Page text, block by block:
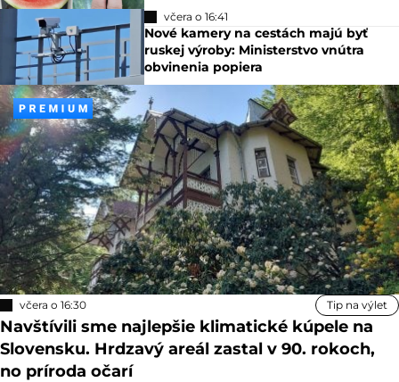
včera o 16:41
Nové kamery na cestách majú byť
ruskej výroby: Ministerstvo vnútra
obvinenia popiera
včera o 16:30 Tip na výlet
Navštívili sme najlepšie klimatické kúpele na
Slovensku. Hrdzavý areál zastal v 90. rokoch,
no príroda očarí